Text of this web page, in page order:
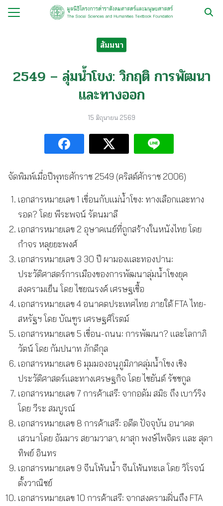
Skip
ลนิธิ
สัมมนา
2549 – ลุ่มน้ำโขง: วิกฤติ การพัฒนา
และทางออก
15 มิถุนายน 2569
จัดพิมพ์เมื่อปีพุทธศักราช 2549 (คริสต์ศักราช 2006)
เอกสารหมายเลข 1 เขื่อนกับแม่น้ำโขง: ทางเลือกและทาง
รอด? โดย พีระพจน์ รัตนมาลี
เอกสารหมายเลข 2 อุษาคเนย์ที่ถูกสร้างในหนังไทย โดย
กำจร หลุยยะพงศ์
เอกสารหมายเลข 3 30 ปี ผามองและทองปาน:
ประวัติศาสตร์การเมืองของการพัฒนาลุ่มน้ำโขงยุค
สงครามเย็น โดย ไชยณรงค์ เศรษฐเชื้อ
เอกสารหมายเลข 4 อนาคตประเทศไทย ภายใต้ FTA ไทย-
สหรัฐฯ โดย บัณฑูร เศรษฐศิโรตม์
เอกสารหมายเลข 5 เขื่อน-ถนน: การพัฒนา? และโลกาภิ
วัตน์ โดย กัมปนาท ภักดีกุล
เอกสารหมายเลข 6 มุมมองอนุภูมิภาคลุ่มน้ำโขง เชิง
ประวัติศาสตร์และทางเศรษฐกิจ โดย ไชยันต์ รัชชกูล
เอกสารหมายเลข 7 การค้าเสรี: จากอดัม สมิธ ถึง เบาว์ริง
โดย วีระ สมบูรณ์
เอกสารหมายเลข 8 การค้าเสรี: อดีต ปัจจุบัน อนาคต
เสวนาโดย อัมมาร สยามวาลา, ผาสุก พงษ์ไพจิตร และ สุดา
ทิพย์ อินทร
เอกสารหมายเลข 9 จีนโพ้นน้ำ จีนโพ้นทะเล โดย วิโรจน์
ตั้งวาณิชย์
เอกสารหมายเลข 10 การค้าเสรี: จากสงครามฝิ่นถึง FTA